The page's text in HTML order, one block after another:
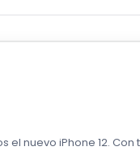
el nuevo iPhone 12.